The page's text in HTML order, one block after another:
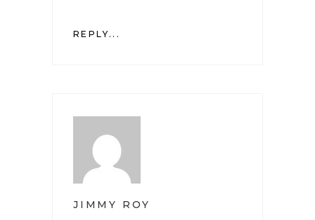
REPLY...
JIMMY ROY